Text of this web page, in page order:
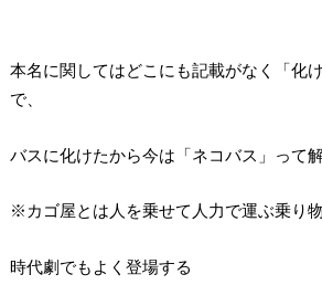
本名に関してはどこにも記載がなく「化
で、
バスに化けたから今は「ネコバス」って
※カゴ屋とは人を乗せて人力で運ぶ乗り物
時代劇でもよく登場する